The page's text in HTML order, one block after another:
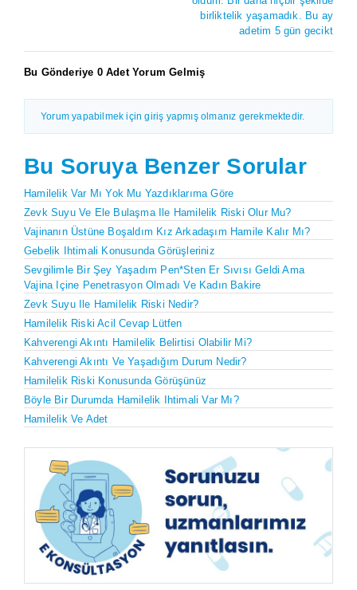
birliktelik yaşamadık. Bu ay
adetim 5 gün gecikt
Bu Gönderiye 0 Adet Yorum Gelmiş
Yorum yapabilmek için giriş yapmış olmanız gerekmektedir.
Bu Soruya Benzer Sorular
Hamilelik Var Mı Yok Mu Yazdıklarıma Göre
Zevk Suyu Ve Ele Bulaşma Ile Hamilelik Riski Olur Mu?
Vajinanın Üstüne Boşaldım Kız Arkadaşım Hamile Kalır Mı?
Gebelik Ihtimali Konusunda Görüşleriniz
Sevgilimle Bir Şey Yaşadım Pen*sten Er Sıvısı Geldi Ama
Vajina Içine Penetrasyon Olmadı Ve Kadın Bakire
Zevk Suyu Ile Hamilelik Riski Nedir?
Hamilelik Riski Acil Cevap Lütfen
Kahverengi Akıntı Hamilelik Belirtisi Olabilir Mi?
Kahverengi Akıntı Ve Yaşadığım Durum Nedir?
Hamilelik Riski Konusunda Görüşünüz
Böyle Bir Durumda Hamilelik Ihtimali Var Mı?
Hamilelik Ve Adet